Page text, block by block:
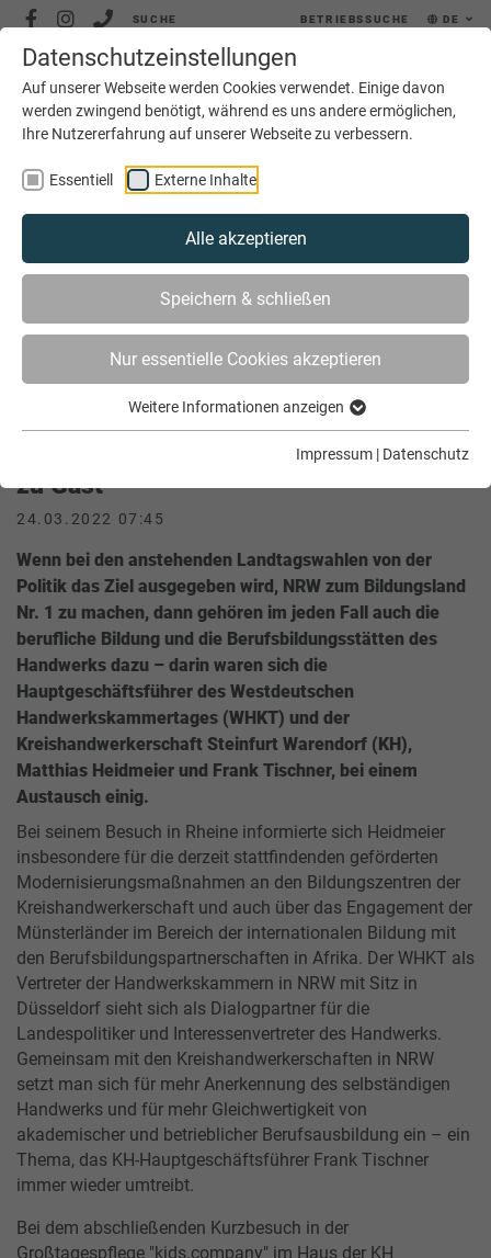
Datenschutzeinstellungen
Auf unserer Webseite werden Cookies verwendet. Einige davon
werden zwingend benötigt, während es uns andere ermöglichen,
Ihre Nutzererfahrung auf unserer Webseite zu verbessern.
Essentiell Externe Inhalte
Alle akzeptieren
Speichern & schließen
Nur essentielle Cookies akzeptieren
Weitere Informationen anzeigen
Impressum | Datenschutz
SUCHE BETRIEBSSUCHE DE
MENÜ
AKTUELLES
CHEF DER HANDWERKSKAMMERN IN NRW ZU GAST
Chef der Handwerkskammern in NRW
zu Gast
24.03.2022 07:45
Wenn bei den anstehenden Landtagswahlen von der
Politik das Ziel ausgegeben wird, NRW zum Bildungsland
Nr. 1 zu machen, dann gehören im jeden Fall auch die
berufliche Bildung und die Berufsbildungsstätten des
Handwerks dazu – darin waren sich die
Hauptgeschäftsführer des Westdeutschen
Handwerkskammertages (WHKT) und der
Kreishandwerkerschaft Steinfurt Warendorf (KH),
Matthias Heidmeier und Frank Tischner, bei einem
Austausch einig.
Bei seinem Besuch in Rheine informierte sich Heidmeier
insbesondere für die derzeit stattfindenden geförderten
Modernisierungsmaßnahmen an den Bildungszentren der
Kreishandwerkerschaft und auch über das Engagement der
Münsterländer im Bereich der internationalen Bildung mit
den Berufsbildungspartnerschaften in Afrika. Der WHKT als
Vertreter der Handwerkskammern in NRW mit Sitz in
Düsseldorf sieht sich als Dialogpartner für die
Landespolitiker und Interessenvertreter des Handwerks.
Gemeinsam mit den Kreishandwerkerschaften in NRW
setzt man sich für mehr Anerkennung des selbständigen
Handwerks und für mehr Gleichwertigkeit von
akademischer und betrieblicher Berufsausbildung ein – ein
Thema, das KH-Hauptgeschäftsführer Frank Tischner
immer wieder umtreibt.
Bei dem abschließenden Kurzbesuch in der
Großtagespflege "kids.company" im Haus der KH